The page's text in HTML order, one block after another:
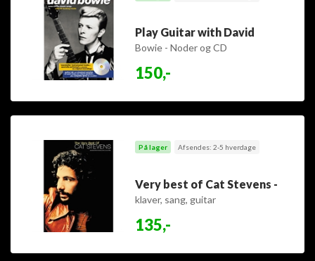
Play Guitar with David
Bowie - Noder og CD
150,-
På lager Afsendes: 2-5 hverdage
Very best of Cat Stevens -
klaver, sang, guitar
135,-